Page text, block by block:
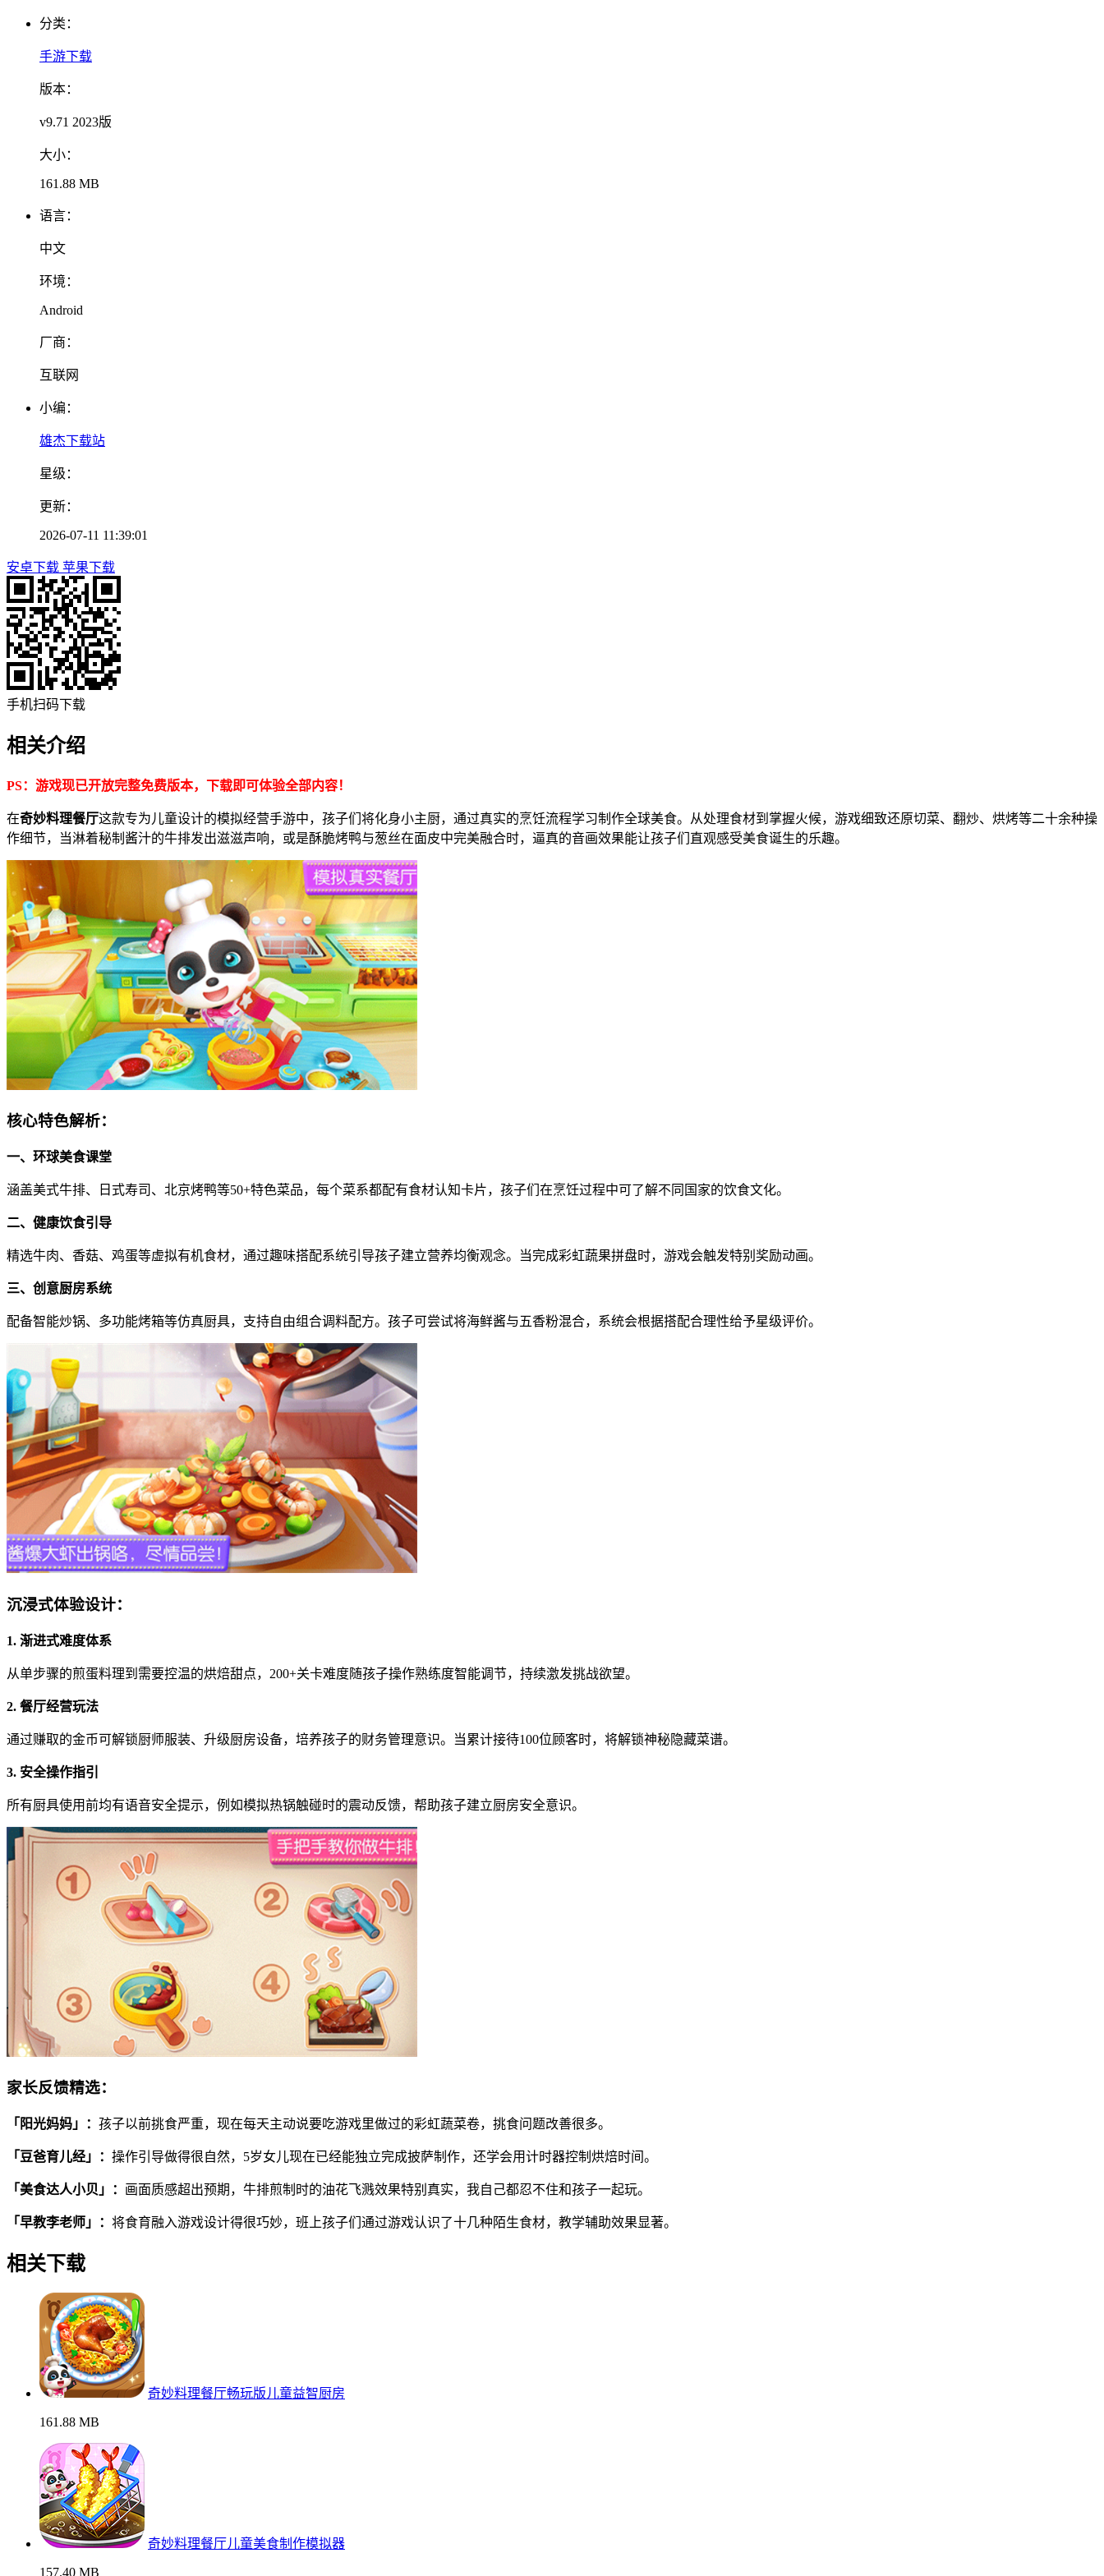
分类：
手游下载
版本：
v9.71 2023版
大小：
161.88 MB
语言：
中文
环境：
Android
厂商：
互联网
小编：
雄杰下载站
星级：
更新：
2026-07-11 11:39:01
安卓下载 苹果下载
手机扫码下载
相关介绍
PS：游戏现已开放完整免费版本，下载即可体验全部内容！
在奇妙料理餐厅这款专为儿童设计的模拟经营手游中，孩子们将化身小主厨，通过真实的烹饪流程学习制作全球美食。从处理食材到掌握火候，游戏细致还原切菜、翻炒、烘烤等二十余种操
作细节，当淋着秘制酱汁的牛排发出滋滋声响，或是酥脆烤鸭与葱丝在面皮中完美融合时，逼真的音画效果能让孩子们直观感受美食诞生的乐趣。
核心特色解析：
一、环球美食课堂
涵盖美式牛排、日式寿司、北京烤鸭等50+特色菜品，每个菜系都配有食材认知卡片，孩子们在烹饪过程中可了解不同国家的饮食文化。
二、健康饮食引导
精选牛肉、香菇、鸡蛋等虚拟有机食材，通过趣味搭配系统引导孩子建立营养均衡观念。当完成彩虹蔬果拼盘时，游戏会触发特别奖励动画。
三、创意厨房系统
配备智能炒锅、多功能烤箱等仿真厨具，支持自由组合调料配方。孩子可尝试将海鲜酱与五香粉混合，系统会根据搭配合理性给予星级评价。
沉浸式体验设计：
1. 渐进式难度体系
从单步骤的煎蛋料理到需要控温的烘焙甜点，200+关卡难度随孩子操作熟练度智能调节，持续激发挑战欲望。
2. 餐厅经营玩法
通过赚取的金币可解锁厨师服装、升级厨房设备，培养孩子的财务管理意识。当累计接待100位顾客时，将解锁神秘隐藏菜谱。
3. 安全操作指引
所有厨具使用前均有语音安全提示，例如模拟热锅触碰时的震动反馈，帮助孩子建立厨房安全意识。
家长反馈精选：
「阳光妈妈」： 孩子以前挑食严重，现在每天主动说要吃游戏里做过的彩虹蔬菜卷，挑食问题改善很多。
「豆爸育儿经」： 操作引导做得很自然，5岁女儿现在已经能独立完成披萨制作，还学会用计时器控制烘焙时间。
「美食达人小贝」： 画面质感超出预期，牛排煎制时的油花飞溅效果特别真实，我自己都忍不住和孩子一起玩。
「早教李老师」： 将食育融入游戏设计得很巧妙，班上孩子们通过游戏认识了十几种陌生食材，教学辅助效果显著。
相关下载
奇妙料理餐厅畅玩版儿童益智厨房
161.88 MB
奇妙料理餐厅儿童美食制作模拟器
157.40 MB